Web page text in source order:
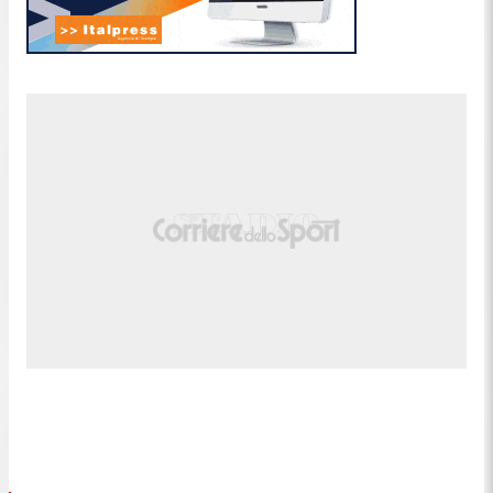
sua parte in questo momento. Si decide tutto al
quinto set.
25esimo ace